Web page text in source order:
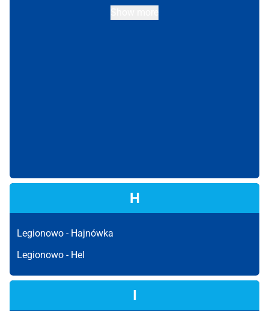
H
Legionowo - Hajnówka
Legionowo - Hel
I